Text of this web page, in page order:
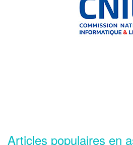
Articles populaires en